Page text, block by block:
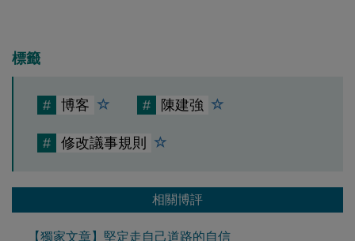
標籤
# 博客 # 陳建強
# 修改議事規則
相關博評
【獨家文章】堅定走自己道路的自信